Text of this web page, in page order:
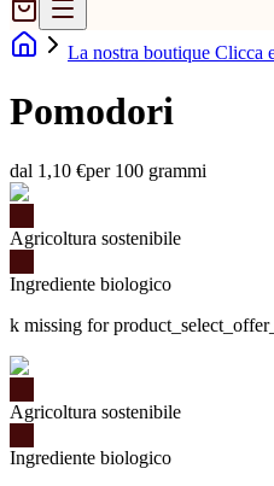
La nostra boutique Clicca
Pomodori
dal 1,10 €per 100 grammi
Agricoltura sostenibile
Ingrediente biologico
k missing for
Agricoltura sostenibile
Ingrediente biologico